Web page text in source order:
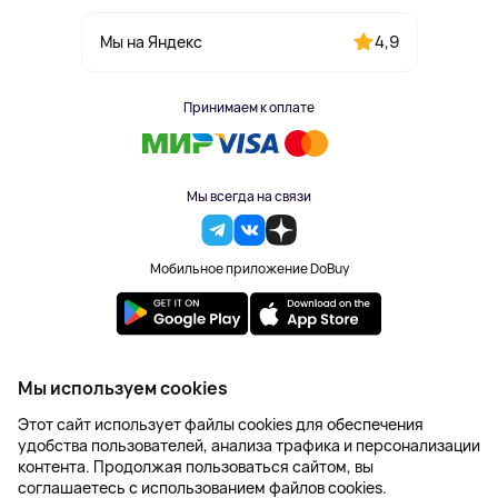
Мы на Яндекс 4,9
Принимаем к оплате
Мы всегда на связи
Мобильное приложение DoBuy
2023-2026 © DoBuy. Все права защищены
Правила обработки персональных данных
Пользовательское соглашение
Оферта
Создание сайта – NetLab
Мы используем cookies
Этот сайт использует файлы cookies для обеспечения
удобства пользователей, анализа трафика и персонализации
контента. Продолжая пользоваться сайтом, вы
соглашаетесь с использованием файлов cookies.